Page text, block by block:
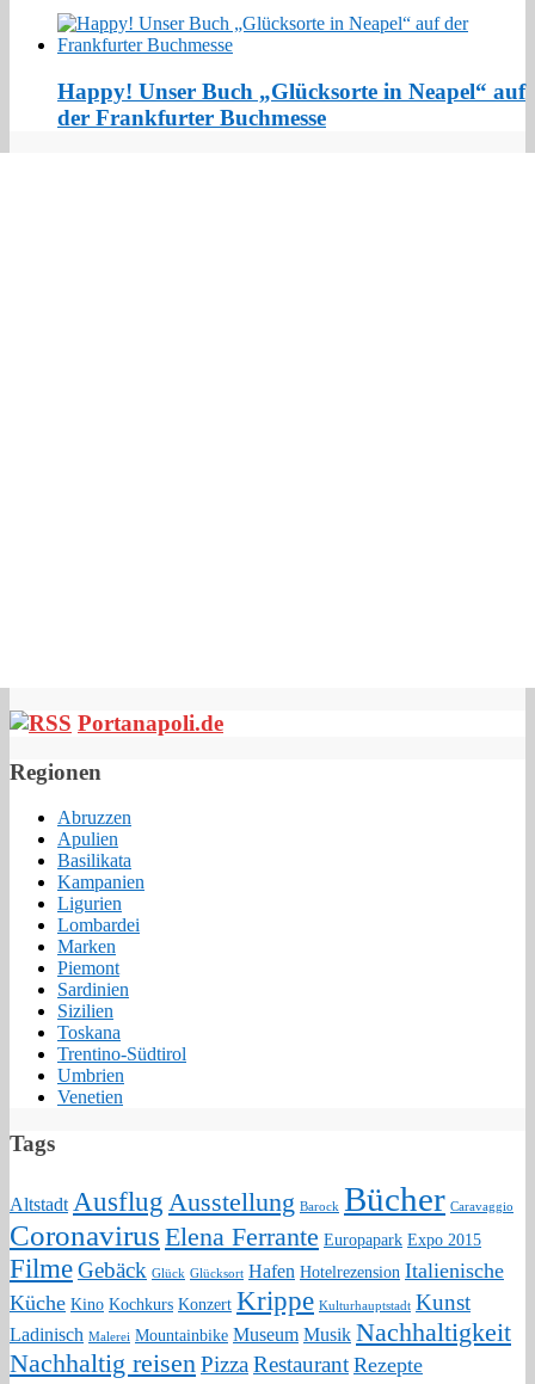
Happy! Unser Buch „Glücksorte in Neapel“ auf
der Frankfurter Buchmesse
Portanapoli.de
Regionen
Abruzzen
Apulien
Basilikata
Kampanien
Ligurien
Lombardei
Marken
Piemont
Sardinien
Sizilien
Toskana
Trentino-Südtirol
Umbrien
Venetien
Tags
Altstadt Ausflug Ausstellung Barock Bücher Caravaggio
Coronavirus Elena Ferrante Europapark Expo 2015
FilmeGebäck Glück Glücksort Hafen Hotelrezension Italienische
Küche Kino Kochkurs Konzert Krippe Kulturhauptstadt Kunst
Ladinisch Malerei Mountainbike Museum Musik Nachhaltigkeit
Nachhaltig reisen Pizza Restaurant Rezepte